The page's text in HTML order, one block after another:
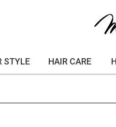
STYLE HAIR CARE